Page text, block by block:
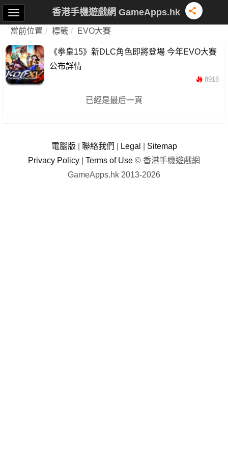
香港手機遊戲網 GameApps.hk
當前位置 標籤 EVO大賽
《拳皇15》新DLC角色即將登場 今年EVO大賽
公布詳情
8918
已經是最后一頁
電腦版 聯絡我們 Legal
Sitemap
Privacy Policy
Terms of Use © 香港手機遊戲網
GameApps.hk 2013-2026